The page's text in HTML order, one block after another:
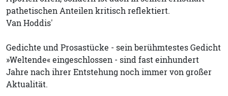
pathetischen Anteilen kritisch reflektiert.
Van Hoddis'
Gedichte und Prosastücke - sein berühmtestes Gedicht
»Weltende« eingeschlossen - sind fast einhundert
Jahre nach ihrer Entstehung noch immer von großer
Aktualität.